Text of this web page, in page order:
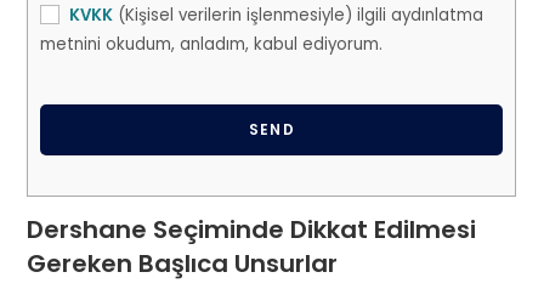
KVKK (Kişisel verilerin işlenmesiyle) ilgili aydınlatma
metnini okudum, anladım, kabul ediyorum.
SEND
i
s
Dershane Seçiminde Dikkat Edilmesi
Gereken Başlıca Unsurlar